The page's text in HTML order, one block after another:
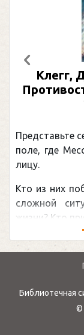
Клегг,
Представьте
поле, где
лицу.
Кто из них
сложной
жизни? Кто
Предыдущий
Библиотечная
©